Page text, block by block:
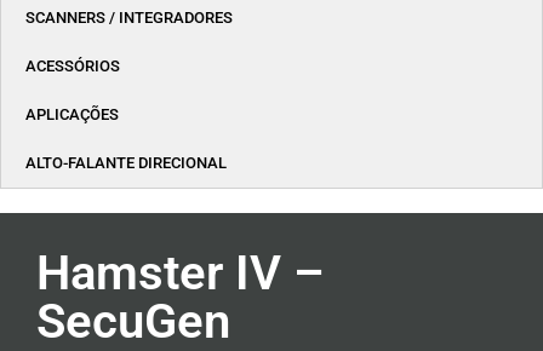
SCANNERS / INTEGRADORES
ACESSÓRIOS
APLICAÇÕES
ALTO-FALANTE DIRECIONAL
Hamster IV –
SecuGen